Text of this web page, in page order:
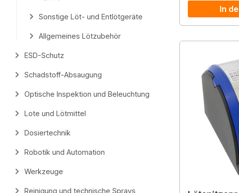
Sonstige Löt- und Entlötgeräte
Allgemeines Lötzubehör
ESD-Schutz
Schadstoff-Absaugung
Optische Inspektion und Beleuchtung
Lote und Lötmittel
Dosiertechnik
Robotik und Automation
Werkzeuge
Reinigung und technische Sprays
In